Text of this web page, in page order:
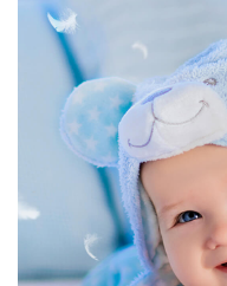
Fairy Tale (344
Large 6000*4000px
Entire Collection
(1783 Overlays)
Large 6000*4000px